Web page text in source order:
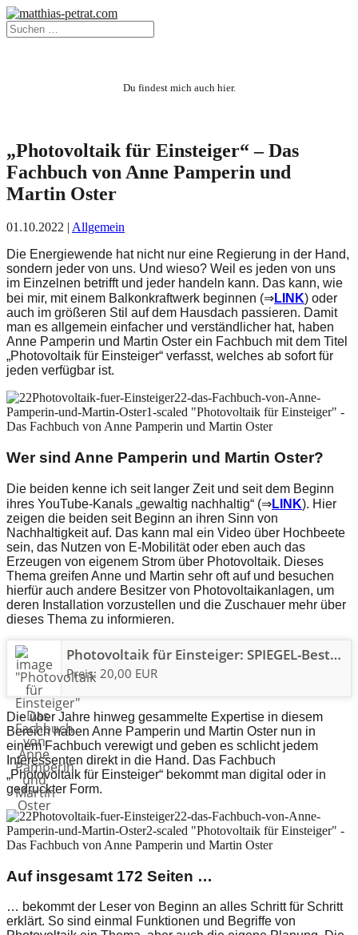
Du findest mich auch hier.
„Photovoltaik für Einsteiger“ – Das
Fachbuch von Anne Pamperin und
Martin Oster
01.10.2022 Allgemein
Die Energiewende hat nicht nur eine Regierung in der Hand,
sondern jeder von uns. Und wieso? Weil es jeden von uns
im Einzelnen betrifft und jeder handeln kann. Das kann, wie
bei mir, mit einem Balkonkraftwerk beginnen (⇒LINK) oder
auch im größeren Stil auf dem Hausdach passieren. Damit
man es allgemein einfacher und verständlicher hat, haben
Anne Pamperin und Martin Oster ein Fachbuch mit dem Titel
„Photovoltaik für Einsteiger“ verfasst, welches ab sofort für
jeden verfügbar ist.
Wer sind Anne Pamperin und Martin Oster?
Die beiden kenne ich seit langer Zeit und seit dem Beginn
ihres YouTube-Kanals „gewaltig nachhaltig“ (⇒LINK). Hier
zeigen die beiden seit Beginn an ihren Sinn von
Nachhaltigkeit auf. Das kann mal ein Video über Hochbeete
sein, das Nutzen von E-Mobilität oder eben auch das
Erzeugen von eigenem Strom über Photovoltaik. Dieses
Thema greifen Anne und Martin sehr oft auf und besuchen
hierfür auch andere Besitzer von Photovoltaikanlagen, um
deren Installation vorzustellen und die Zuschauer mehr über
dieses Thema zu informieren.
Photovoltaik für Einsteiger: SPIEGEL-Bestseller: Alles zu Planung, Ertrag, Technik, Förderung und Installation. Infos zu Stromspeicher & Einspeisung, sowie Steuer, Gewerbeanmeldung & Versicherung
Preis: 20,00 EUR
Die über Jahre hinweg gesammelte Expertise in diesem
Bereich haben Anne Pamperin und Martin Oster nun in
einem Fachbuch verewigt und geben es schlicht jedem
Interessenten direkt in die Hand. Das Fachbuch
„Photovoltaik für Einsteiger“ bekommt man digital oder in
gedruckter Form.
Auf insgesamt 172 Seiten …
… bekommt der Leser von Beginn an alles Schritt für Schritt
erklärt. So sind einmal Funktionen und Begriffe von